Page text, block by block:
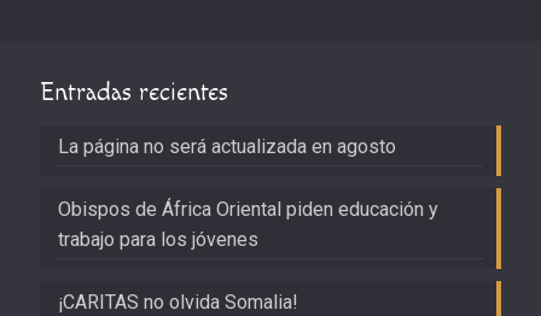
Entradas recientes
La página no será actualizada en agosto
Obispos de África Oriental piden educación y
trabajo para los jóvenes
¡CARITAS no olvida Somalia!